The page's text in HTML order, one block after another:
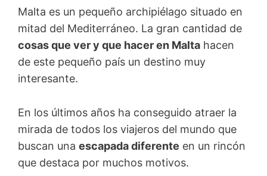
Malta es un pequeño archipiélago situado en
mitad del Mediterráneo. La gran cantidad de
cosas que ver y que hacer en Malta hacen
de este pequeño país un destino muy
interesante.
En los últimos años ha conseguido atraer la
mirada de todos los viajeros del mundo que
buscan una escapada diferente en un rincón
que destaca por muchos motivos.